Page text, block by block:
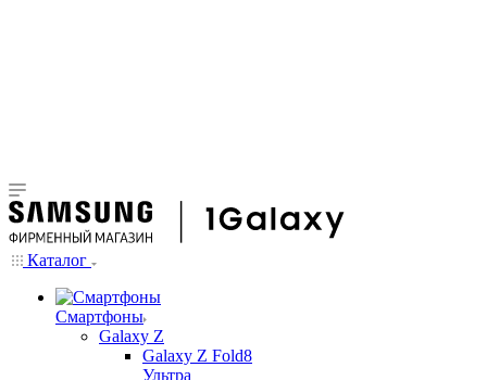
Каталог
Смартфоны
Galaxy Z
Galaxy Z Fold8
Ультра